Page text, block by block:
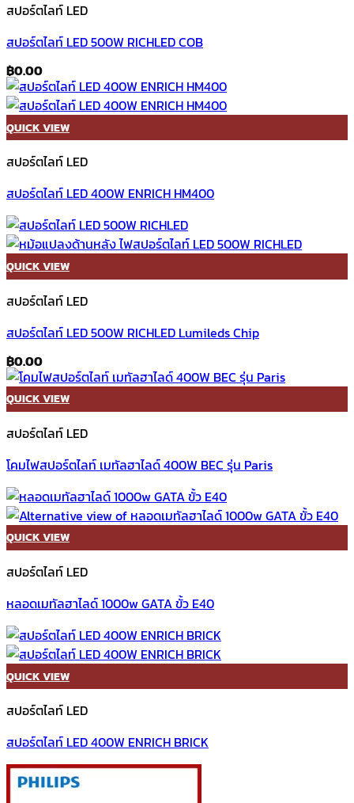
สปอร์ตไลท์ LED
สปอร์ตไลท์ LED 500W RICHLED COB
฿0.00
QUICK VIEW
สปอร์ตไลท์ LED
สปอร์ตไลท์ LED 400W ENRICH HM400
QUICK VIEW
สปอร์ตไลท์ LED
สปอร์ตไลท์ LED 500W RICHLED Lumileds Chip
฿0.00
QUICK VIEW
สปอร์ตไลท์ LED
โคมไฟสปอร์ตไลท์ เมทัลฮาไลด์ 400W BEC รุ่น Paris
QUICK VIEW
สปอร์ตไลท์ LED
หลอดเมทัลฮาไลด์ 1000w GATA ขั้ว E40
QUICK VIEW
สปอร์ตไลท์ LED
สปอร์ตไลท์ LED 400W ENRICH BRICK